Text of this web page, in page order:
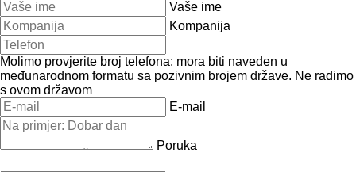
Vaše ime
Kompanija
Molimo provjerite broj telefona: mora biti naveden u
međunarodnom formatu sa pozivnim brojem države. Ne radimo
s ovom državom
E-mail
Poruka